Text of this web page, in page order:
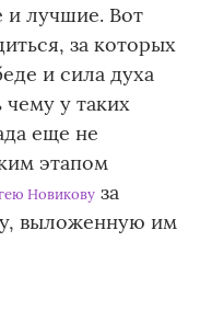
и лучшие. Вот
за которых
и сила духа
у таких
еще не
этапом
Новикову за
выложенную им